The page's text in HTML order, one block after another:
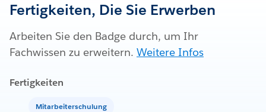
Fertigkeiten, Die Sie Erwerben
Arbeiten Sie den Badge durch, um Ihr
Fachwissen zu erweitern. Weitere Infos
Fertigkeiten
Mitarbeiterschulung